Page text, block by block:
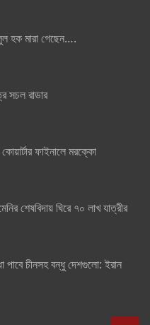
হক মারা গেছেন….
সচল রাডার
ফাইনালে মরক্কো
শেষবিদায় ঘিরে ৭০ লাখ যাত্রীর
পাবে চীনসহ বন্ধু দেশগুলো: ইরান